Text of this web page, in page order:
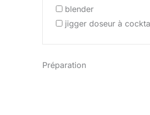
blender
jigger doseur à
Préparation